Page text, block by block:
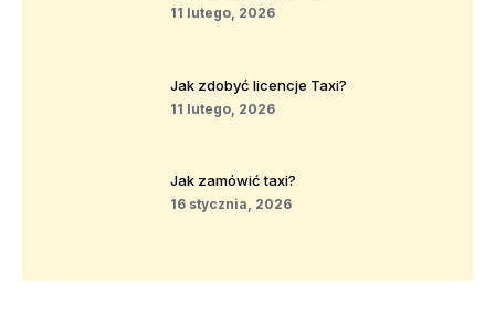
11 lutego, 2026
Jak zdobyć licencje Taxi?
11 lutego, 2026
Jak zamówić taxi?
16 stycznia, 2026